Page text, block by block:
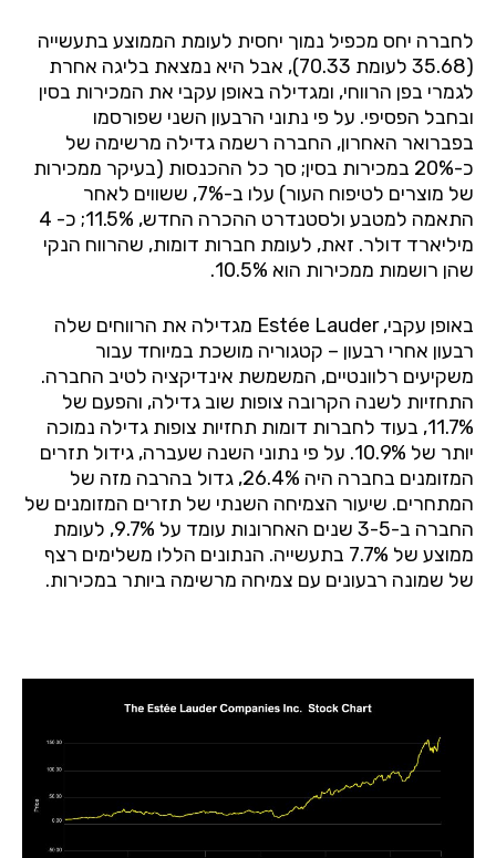
לחברה יחס מכפיל נמוך יחסית לעומת הממוצע בתעשייה
(35.68 לעומת 70.33), אבל היא נמצאת בליגה אחרת
לגמרי בפן הרווחי, ומגדילה באופן עקבי את המכירות בסין
ובחבל הפסיפי. על פי נתוני הרבעון השני שפורסמו
בפברואר האחרון, החברה רשמה גדילה מרשימה של
כ-20% במכירות בסין; סך כל ההכנסות (בעיקר ממכירות
של מוצרים לטיפוח העור) עלו ב-7%, ששווים לאחר
התאמה למטבע ולסטנדרט ההכרה החדש, 11.5%; כ- 4
מיליארד דולר. זאת, לעומת חברות דומות, שהרווח הנקי
שהן רושמות ממכירות הוא 10.5%.
באופן עקבי, Estée Lauder מגדילה את הרווחים שלה
רבעון אחרי רבעון – קטגוריה מושכת במיוחד עבור
משקיעים רלוונטיים, המשמשת אינדיקציה לטיב החברה.
התחזיות לשנה הקרובה צופות שוב גדילה, והפעם של
11.7%, בעוד לחברות דומות תחזיות צופות גדילה נמוכה
יותר של 10.9%. על פי נתוני השנה שעברה, גידול תזרים
המזומנים בחברה היה 26.4%, גדול בהרבה מזה של
המתחרים. שיעור הצמיחה השנתי של תזרים המזומנים של
החברה ב-3-5 שנים האחרונות עומד על 9.7%, לעומת
ממוצע של 7.7% בתעשייה. הנתונים הללו משלימים רצף
של שמונה רבעונים עם צמיחה מרשימה ביותר במכירות.